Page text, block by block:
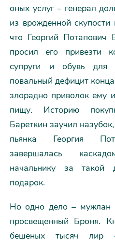
оных услуг – генерал
из врожденной
что Георгий Потапович
просил его привезти
супруги и обувь
повальный дефицит
злорадно приволок ему
пищу. Историю
Бареткин заучил
пьянка Георгия
завершалась
начальнику за такой
подарок.
Но одно дело – мужлан
просвещенный Броня.
бешеных тысяч